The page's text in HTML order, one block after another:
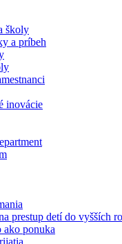
školy
a príbeh
inovácie
prestup detí do vyšších
ako ponuka